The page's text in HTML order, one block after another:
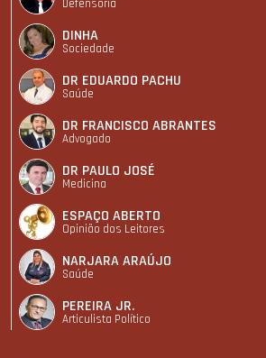
Defensoria
DINHA
Sociedade
DR EDUARDO PACHU
Saúde
DR FRANCISCO ABRANTES
Advogado
DR PAULO JOSÉ
Medicina
ESPAÇO ABERTO
Opinião dos Leitores
NARJARA ARAÚJO
Saúde
PEREIRA JR.
Articulista Polí­tico